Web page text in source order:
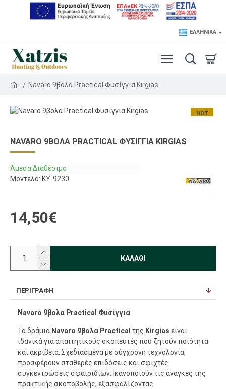
ΕΛΛΗΝΙΚΆ
Navaro 9βολα Practical Φυσίγγια Kirgias
HOT
NAVARO 9ΒΟΛΑ PRACTICAL ΦΥΣΊΓΓΙΑ KIRGIAS
Άμεσα Διαθέσιμο
Μοντέλο: KY-9230
14,50€
ΚΑΛΆΘΙ
ΠΕΡΙΓΡΑΦΉ
Navaro 9βολα Practical Φυσίγγια
Τα δράμια Navaro 9βολα Practical της Kirgias είναι
ιδανικά για απαιτητικούς σκοπευτές που ζητούν ποιότητα
και ακρίβεια. Σχεδιασμένα με σύγχρονη τεχνολογία,
προσφέρουν σταθερές επιδόσεις και σφιχτές
συγκεντρώσεις σφαιριδίων. Ικανοποιούν τις ανάγκες της
πρακτικής σκοποβολής, εξασφαλίζοντας